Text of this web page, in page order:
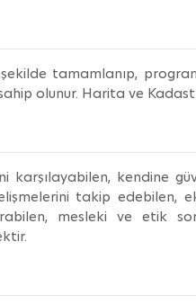
tamamlanıp,
olunur. Harita ve
karşılayabilen, kendine
takip edebilen,
mesleki ve etik